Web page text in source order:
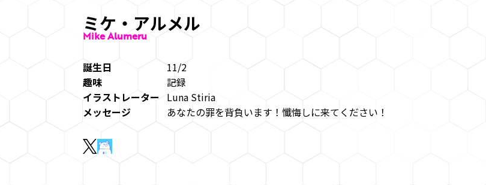
ミケ・アルメル
Mike Alumeru
誕生日
11/2
趣味
記録
イラストレーター
Luna Stiria
メッセージ
あなたの罪を背負います！懺悔しに来てください！